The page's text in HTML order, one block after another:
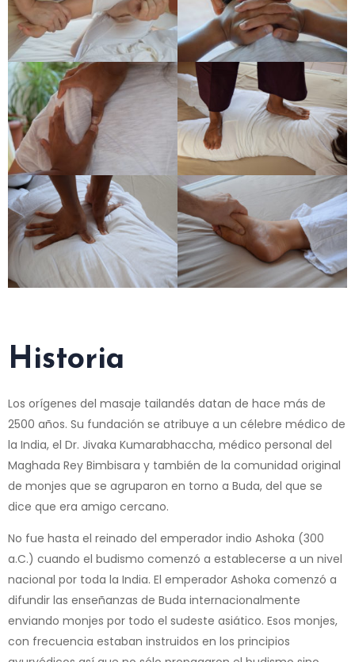
Historia
Los orígenes del masaje tailandés datan de hace más de
2500 años. Su fundación se atribuye a un célebre médico de
la India, el Dr. Jivaka Kumarabhaccha, médico personal del
Maghada Rey Bimbisara y también de la comunidad original
de monjes que se agruparon en torno a Buda, del que se
dice que era amigo cercano.
No fue hasta el reinado del emperador indio Ashoka (300
a.C.) cuando el budismo comenzó a establecerse a un nivel
nacional por toda la India. El emperador Ashoka comenzó a
difundir las enseñanzas de Buda internacionalmente
enviando monjes por todo el sudeste asiático. Esos monjes,
con frecuencia estaban instruidos en los principios